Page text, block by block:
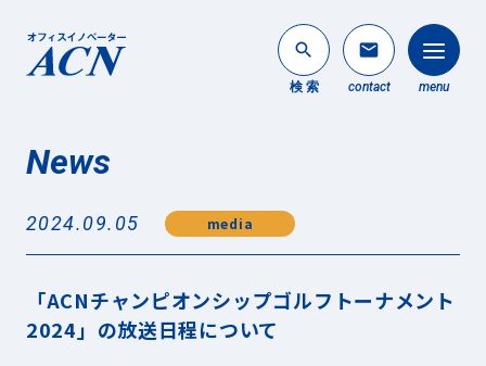
search
検 索
mail
contact menu
法人のお客様
個人のお客様
About ACN
ACNについて
News
2024.09.05 media
「ACNチャンピオンシップゴルフトーナメント
2024」の放送日程について